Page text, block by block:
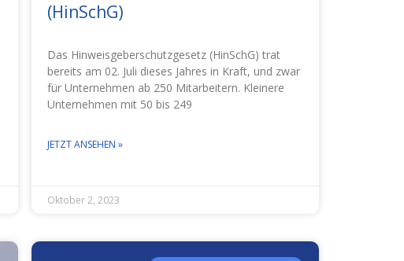
(HinSchG)
Das Hinweisgeberschutzgesetz (HinSchG) trat
bereits am 02. Juli dieses Jahres in Kraft, und zwar
für Unternehmen ab 250 Mitarbeitern. Kleinere
Unternehmen mit 50 bis 249
JETZT ANSEHEN »
Oktober 2, 2023